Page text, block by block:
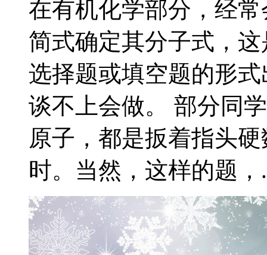
在有机化学部分，经
简式确定其分子式，
选择题或填空题的形
谈不上会做。 部分同
原子，都是扳着指头
时。当然，这样的题，